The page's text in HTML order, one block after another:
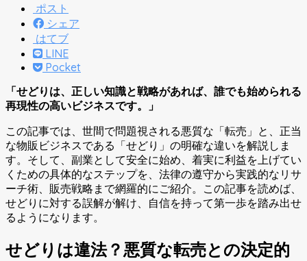
ポスト
シェア
はてブ
LINE
Pocket
「せどりは、正しい知識と戦略があれば、誰でも始められる
再現性の高いビジネスです。」
この記事では、世間で問題視される悪質な「転売」と、正当
な物販ビジネスである「せどり」の明確な違いを解説しま
す。そして、副業として安全に始め、着実に利益を上げてい
くための具体的なステップを、法律の遵守から実践的なリサ
ーチ術、販売戦略まで網羅的にご紹介。この記事を読めば、
せどりに対する誤解が解け、自信を持って第一歩を踏み出せ
るようになります。
せどりは違法？悪質な転売との決定的